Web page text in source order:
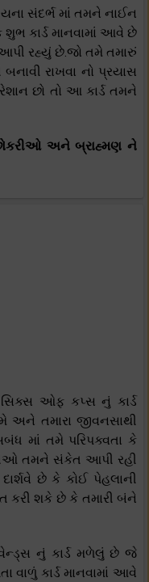
સંદર્ભ માં તમને નાઈન
કાર્ડ માનવામાં આવે છે
રહ્યું છે.જો તમે તમારું
રાખવા નો પ્રયાસ
છો તો આ કાર્ડ તમને
અને બ્રાહ્મણ ને
સિક્સ ઓફ કપ્સ નું કાર્ડ
તમારા જીવનસાથી
માં તમે પરિપક્વતા કે
તમને સંકેત આપી રહી
છે કે કોઈ પેહલાની
કરી શકે છે કે તમારી બંને
નું કાર્ડ મળેલું છે જે
કાર્ડ માનવામાં આવે